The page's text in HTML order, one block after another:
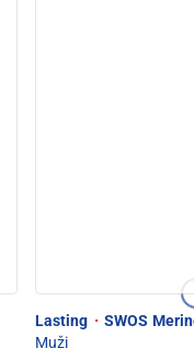
Lasting · SWOS
Muži